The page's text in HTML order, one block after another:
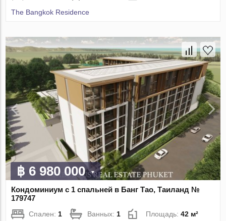
The Bangkok Residence
฿ 6 980 000
Кондоминиум с 1 спальней в Банг Тао, Таиланд №
179747
Спален: 1 Ванных: 1 Площадь:42 м²